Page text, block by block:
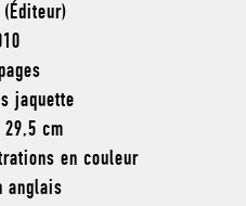
(Éditeur)
jaquette
29,5 cm
en couleur
anglais